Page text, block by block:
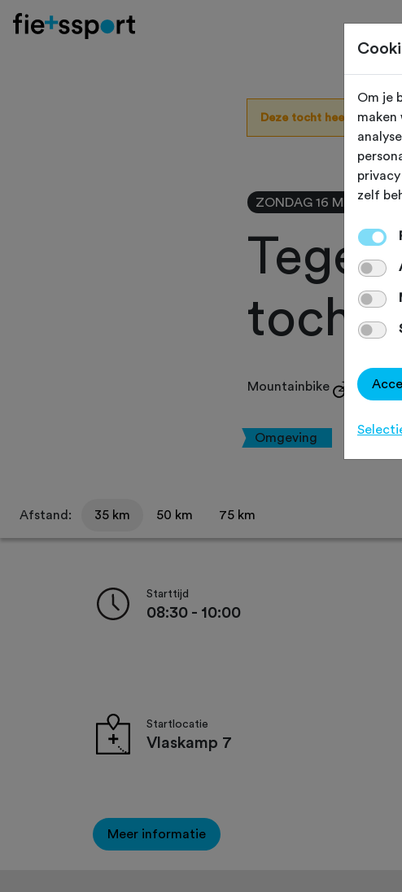
Deze tocht heeft reeds
ZONDAG 16 MRT 2025
tocht
Mountainbike
Omgeving
Afstand: 35 km 50 km 75 km
Starttijd
08:30 - 10:00
Startlocatie
Vlaskamp 7
Meer informatie
Om je
maken
zelf